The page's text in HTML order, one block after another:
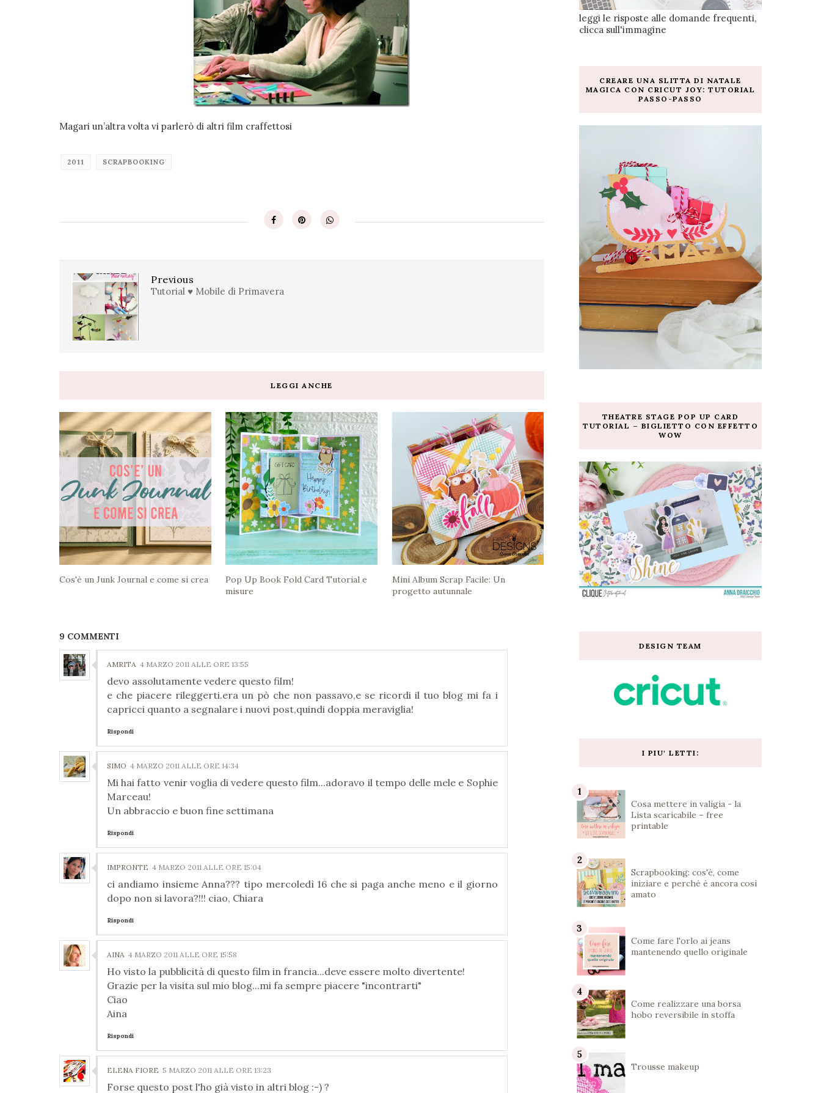
Magari un’altra volta vi parlerò di altri film craffettosi
2011 SCRAPBOOKING
Previous
Tutorial ♥ Mobile di Primavera
LEGGI ANCHE
Cos'è un Junk Journal e come si crea
Pop Up Book Fold Card Tutorial e
misure
Mini Album Scrap Facile: Un
progetto autunnale
9 COMMENTI
AMRITA 4 MARZO 2011 ALLE ORE 13:55
devo assolutamente vedere questo film!
e che piacere rileggerti.era un pò che non passavo,e se ricordi il tuo blog mi fa i
capricci quanto a segnalare i nuovi post,quindi doppia meraviglia!
Rispondi
SIMO 4 MARZO 2011 ALLE ORE 14:34
Mi hai fatto venir voglia di vedere questo film...adoravo il tempo delle mele e Sophie
Marceau!
Un abbraccio e buon fine settimana
Rispondi
IMPRONTE 4 MARZO 2011 ALLE ORE 15:04
ci andiamo insieme Anna??? tipo mercoledì 16 che si paga anche meno e il giorno
dopo non si lavora?!!! ciao, Chiara
Rispondi
AINA 4 MARZO 2011 ALLE ORE 15:58
Ho visto la pubblicità di questo film in francia...deve essere molto divertente!
Grazie per la visita sul mio blog...mi fa sempre piacere "incontrarti"
Ciao
Aina
Rispondi
ELENA FIORE 5 MARZO 2011 ALLE ORE 13:23
Forse questo post l'ho già visto in altri blog :-) ?
leggi le risposte alle domande frequenti,
clicca sull'immagine
CREARE UNA SLITTA DI NATALE
MAGICA CON CRICUT JOY: TUTORIAL
PASSO-PASSO
THEATRE STAGE POP UP CARD
TUTORIAL – BIGLIETTO CON EFFETTO
WOW
DESIGN TEAM
I PIU' LETTI:
Cosa mettere in valigia - la
Lista scaricabile – free
printable
Scrapbooking: cos'è, come
iniziare e perché è ancora così
amato
Come fare l'orlo ai jeans
mantenendo quello originale
Come realizzare una borsa
hobo reversibile in stoffa
Trousse makeup